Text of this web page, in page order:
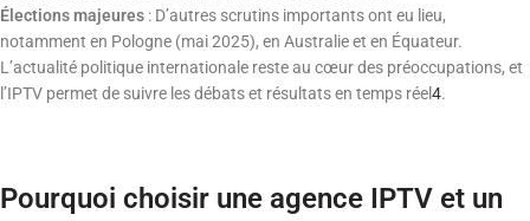
Élections majeures : D’autres scrutins importants ont eu lieu,
notamment en Pologne (mai 2025), en Australie et en Équateur.
L’actualité politique internationale reste au cœur des préoccupations, et
l’IPTV permet de suivre les débats et résultats en temps réel4.
Pourquoi choisir une agence IPTV et un